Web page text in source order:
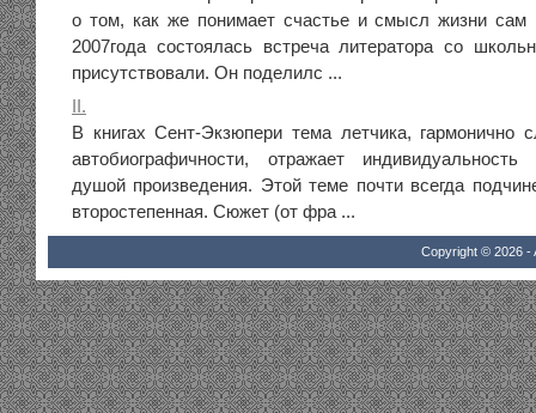
о том, как же понимает счастье и смысл жизни сам
2007года состоялась встреча литератора со
присутствовали. Он поделилс ...
II.
В книгах Сент-Экзюпери тема летчика, гармонично
автобиографичности, отражает индивидуальность
душой произведения. Этой теме почти всегда
второстепенная. Сюжет (от фра ...
Copyright © 2026 -